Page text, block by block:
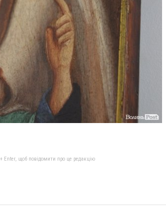
Enter, щоб повідомити про це редакцію